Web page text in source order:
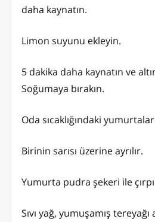
daha kaynatın.
Limon suyunu ekleyin.
5 dakika daha kaynatın ve
Soğumaya bırakın.
Oda sıcaklığındaki
Birinin sarısı üzerine ayrılır.
Yumurta pudra şekeri ile
Sıvı yağ, yumuşamış